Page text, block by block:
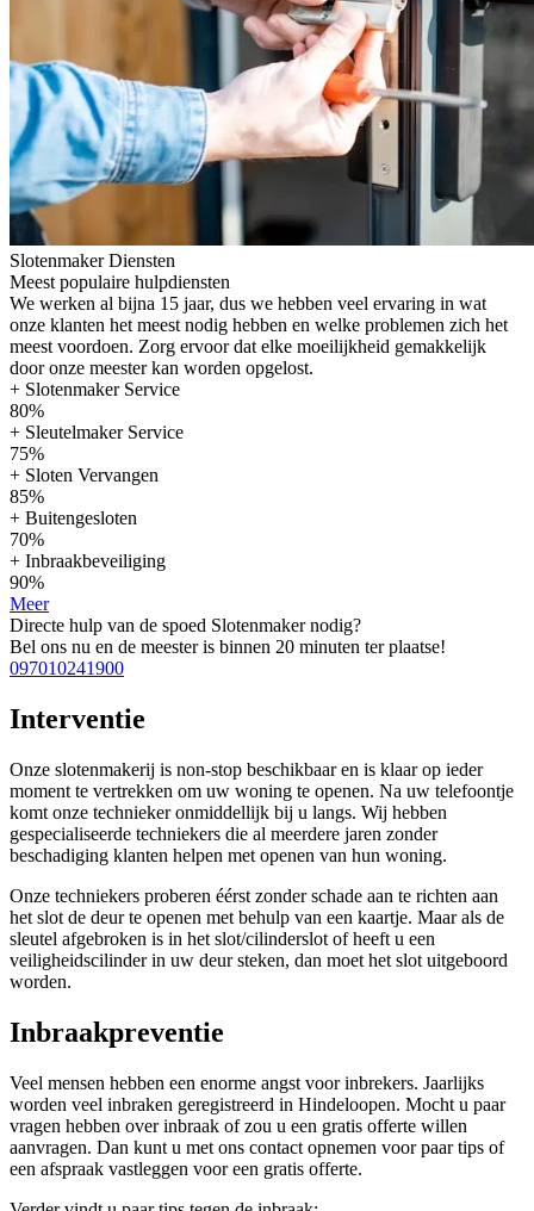
Slotenmaker Diensten
Meest populaire hulpdiensten
We werken al bijna 15 jaar, dus we hebben veel ervaring in wat
onze klanten het meest nodig hebben en welke problemen zich het
meest voordoen. Zorg ervoor dat elke moeilijkheid gemakkelijk
door onze meester kan worden opgelost.
+ Slotenmaker Service
80%
+ Sleutelmaker Service
75%
+ Sloten Vervangen
85%
+ Buitengesloten
70%
+ Inbraakbeveiliging
90%
Meer
Directe hulp van de spoed Slotenmaker nodig?
Bel ons nu en de meester is binnen 20 minuten ter plaatse!
097010241900
Interventie
Onze slotenmakerij is non-stop beschikbaar en is klaar op ieder
moment te vertrekken om uw woning te openen. Na uw telefoontje
komt onze technieker onmiddellijk bij u langs. Wij hebben
gespecialiseerde techniekers die al meerdere jaren zonder
beschadiging klanten helpen met openen van hun woning.
Onze techniekers proberen éérst zonder schade aan te richten aan
het slot de deur te openen met behulp van een kaartje. Maar als de
sleutel afgebroken is in het slot/cilinderslot of heeft u een
veiligheidscilinder in uw deur steken, dan moet het slot uitgeboord
worden.
Inbraakpreventie
Veel mensen hebben een enorme angst voor inbrekers. Jaarlijks
worden veel inbraken geregistreerd in Hindeloopen. Mocht u paar
vragen hebben over inbraak of zou u een gratis offerte willen
aanvragen. Dan kunt u met ons contact opnemen voor paar tips of
een afspraak vastleggen voor een gratis offerte.